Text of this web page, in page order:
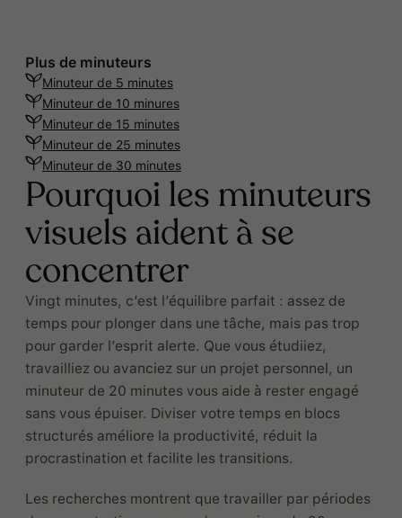
Plus de minuteurs
Minuteur de 5 minutes
Minuteur de 10 minures
Minuteur de 15 minutes
Minuteur de 25 minutes
Minuteur de 30 minutes
Pourquoi les minuteurs
visuels aident à se
concentrer
Vingt minutes, c’est l’équilibre parfait : assez de
temps pour plonger dans une tâche, mais pas trop
pour garder l’esprit alerte. Que vous étudiiez,
travailliez ou avanciez sur un projet personnel, un
minuteur de 20 minutes vous aide à rester engagé
sans vous épuiser. Diviser votre temps en blocs
structurés améliore la productivité, réduit la
procrastination et facilite les transitions.
Les recherches montrent que travailler par périodes